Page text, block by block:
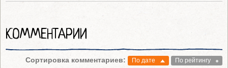
КОММЕНТАРИИ
Сортировка комментариев: По дате По рейтингу